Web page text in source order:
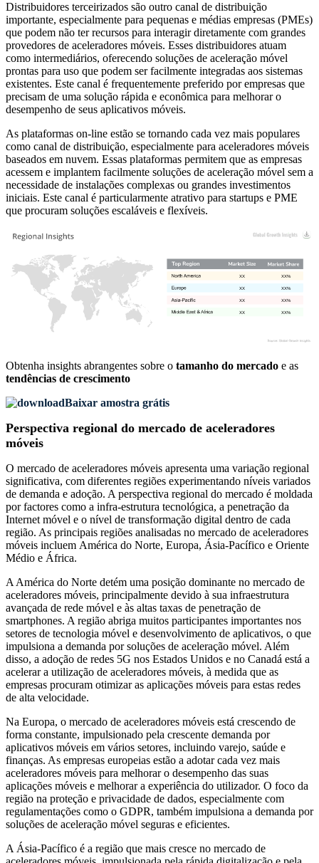
Distribuidores terceirizados são outro canal de distribuição
importante, especialmente para pequenas e médias empresas (PMEs)
que podem não ter recursos para interagir diretamente com grandes
provedores de aceleradores móveis. Esses distribuidores atuam
como intermediários, oferecendo soluções de aceleração móvel
prontas para uso que podem ser facilmente integradas aos sistemas
existentes. Este canal é frequentemente preferido por empresas que
precisam de uma solução rápida e econômica para melhorar o
desempenho de seus aplicativos móveis.
As plataformas on-line estão se tornando cada vez mais populares
como canal de distribuição, especialmente para aceleradores móveis
baseados em nuvem. Essas plataformas permitem que as empresas
acessem e implantem facilmente soluções de aceleração móvel sem a
necessidade de instalações complexas ou grandes investimentos
iniciais. Este canal é particularmente atrativo para startups e PME
que procuram soluções escaláveis ​​e flexíveis.
XX%
XX
XX%
XX
XX%
XX
XX%
XX
Obtenha insights abrangentes sobre o tamanho do mercado e as
tendências de crescimento
Baixar amostra grátis
Perspectiva regional do mercado de aceleradores
móveis
O mercado de aceleradores móveis apresenta uma variação regional
significativa, com diferentes regiões experimentando níveis variados
de demanda e adoção. A perspectiva regional do mercado é moldada
por factores como a infra-estrutura tecnológica, a penetração da
Internet móvel e o nível de transformação digital dentro de cada
região. As principais regiões analisadas no mercado de aceleradores
móveis incluem América do Norte, Europa, Ásia-Pacífico e Oriente
Médio e África.
A América do Norte detém uma posição dominante no mercado de
aceleradores móveis, principalmente devido à sua infraestrutura
avançada de rede móvel e às altas taxas de penetração de
smartphones. A região abriga muitos participantes importantes nos
setores de tecnologia móvel e desenvolvimento de aplicativos, o que
impulsiona a demanda por soluções de aceleração móvel. Além
disso, a adoção de redes 5G nos Estados Unidos e no Canadá está a
acelerar a utilização de aceleradores móveis, à medida que as
empresas procuram otimizar as aplicações móveis para estas redes
de alta velocidade.
Na Europa, o mercado de aceleradores móveis está crescendo de
forma constante, impulsionado pela crescente demanda por
aplicativos móveis em vários setores, incluindo varejo, saúde e
finanças. As empresas europeias estão a adotar cada vez mais
aceleradores móveis para melhorar o desempenho das suas
aplicações móveis e melhorar a experiência do utilizador. O foco da
região na proteção e privacidade de dados, especialmente com
regulamentações como o GDPR, também impulsiona a demanda por
soluções de aceleração móvel seguras e eficientes.
A Ásia-Pacífico é a região que mais cresce no mercado de